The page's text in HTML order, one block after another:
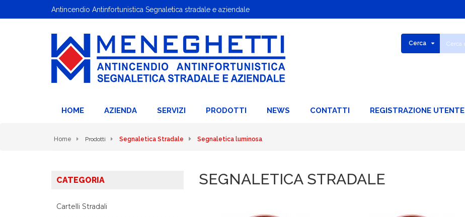
Antincendio Antinfortunistica Segnaletica stradale e aziendale
Cerca
HOME AZIENDA SERVIZI PRODOTTI NEWS CONTATTI REGISTRAZIONE UTENTE
Home Prodotti Segnaletica Stradale Segnaletica luminosa
CATEGORIA
Cartelli Stradali
SEGNALETICA STRADALE